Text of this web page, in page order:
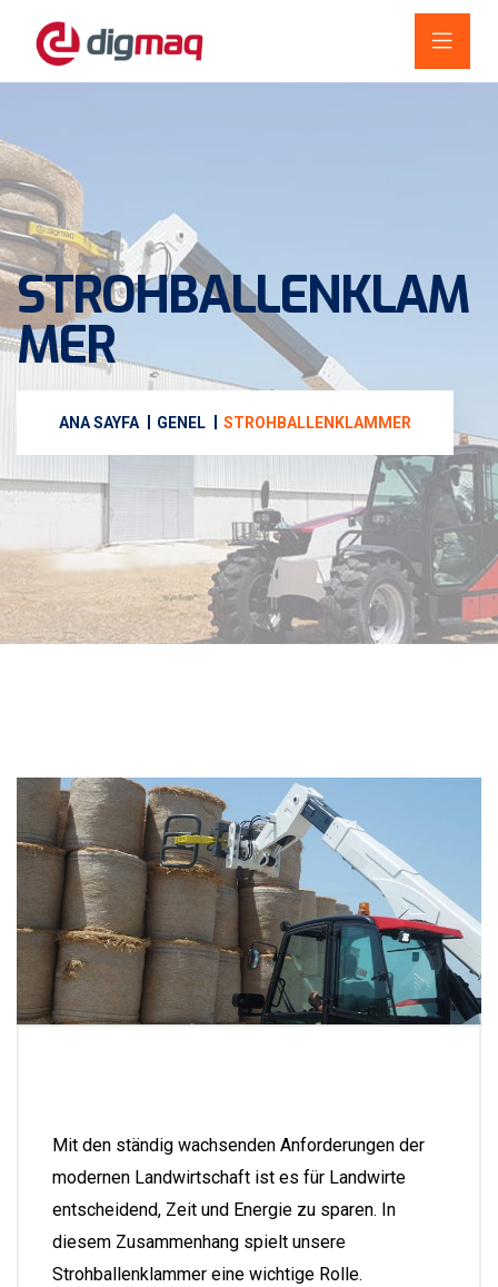
STROHBALLENKLAM
MER
ANA SAYFA GENEL STROHBALLENKLAMMER
Mit den ständig wachsenden Anforderungen der
modernen Landwirtschaft ist es für Landwirte
entscheidend, Zeit und Energie zu sparen. In
diesem Zusammenhang spielt unsere
Strohballenklammer eine wichtige Rolle.